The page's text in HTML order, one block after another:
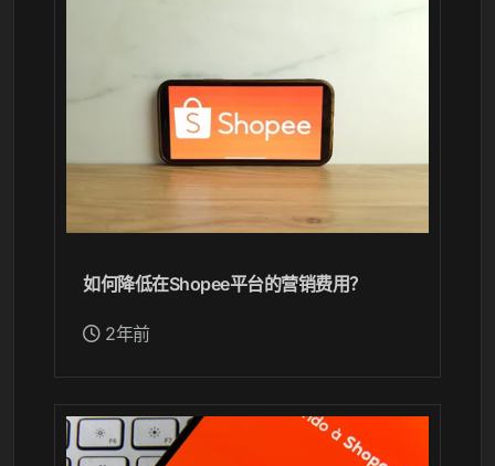
如何降低在Shopee平台的营销费用？
2年前